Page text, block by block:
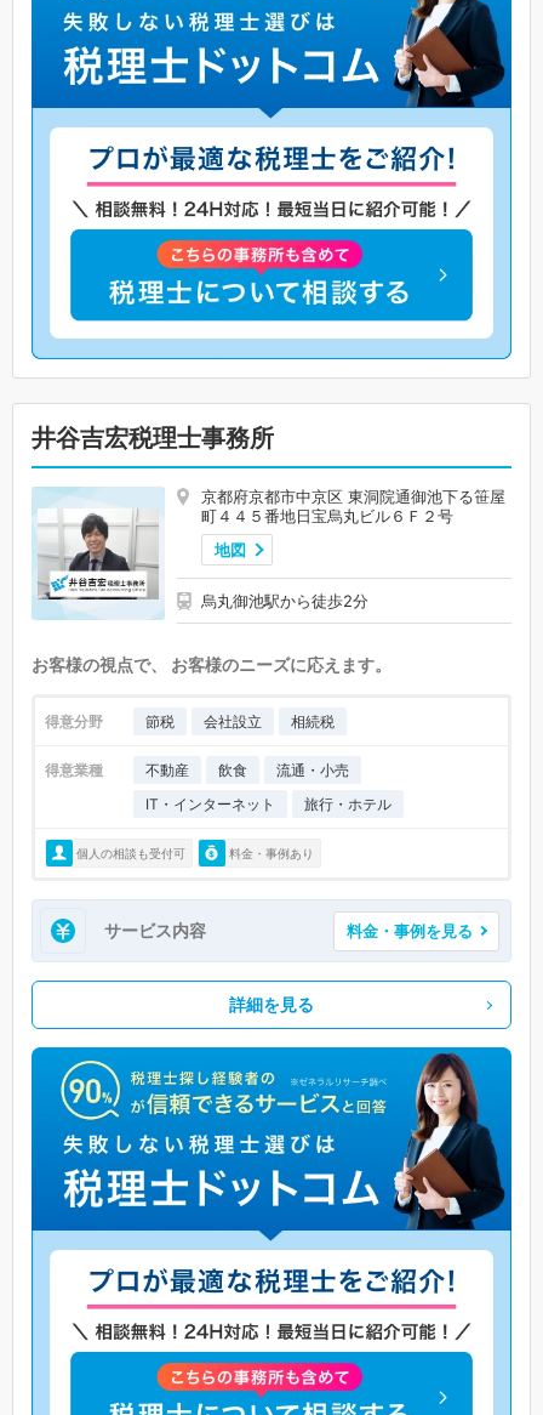
井谷吉宏税理士事務所
京都府京都市中京区 東洞院通御池下る笹屋
町４４５番地日宝烏丸ビル６Ｆ２号
地図
烏丸御池駅から徒歩2分
お客様の視点で、 お客様のニーズに応えます。
得意分野 節税 会社設立 相続税
得意業種 不動産 飲食
流通・小売
IT・インターネット
旅行・ホテル
個人の相談も受付可 料金・事例あり
サービス内容 料金・事例を見る
詳細を見る